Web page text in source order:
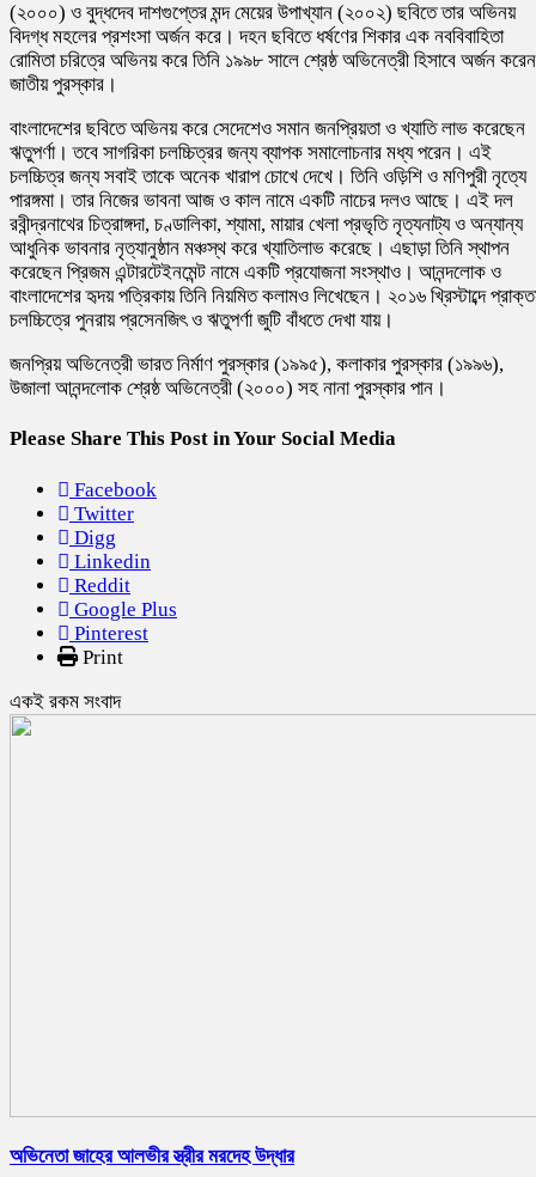
(২০০০) ও বুদ্ধদেব দাশগুপ্তের মন্দ মেয়ের উপাখ্যান (২০০২) ছবিতে তার অভিনয়
বিদগ্ধ মহলের প্রশংসা অর্জন করে। দহন ছবিতে ধর্ষণের শিকার এক নববিবাহিতা
রোমিতা চরিত্রে অভিনয় করে তিনি ১৯৯৮ সালে শ্রেষ্ঠ অভিনেত্রী হিসাবে অর্জন করেন
জাতীয় পুরস্কার।
বাংলাদেশের ছবিতে অভিনয় করে সেদেশেও সমান জনপ্রিয়তা ও খ্যাতি লাভ করেছেন
ঋতুপর্ণা। তবে সাগরিকা চলচ্চিত্রর জন্য ব্যাপক সমালোচনার মধ্য পরেন। এই
চলচ্চিত্র জন্য সবাই তাকে অনেক খারাপ চোখে দেখে। তিনি ওড়িশি ও মণিপুরী নৃত্যে
পারঙ্গমা। তার নিজের ভাবনা আজ ও কাল নামে একটি নাচের দলও আছে। এই দল
রবীন্দ্রনাথের চিত্রাঙ্গদা, চণ্ডালিকা, শ্যামা, মায়ার খেলা প্রভৃতি নৃত্যনাট্য ও অন্যান্য
আধুনিক ভাবনার নৃত্যানুষ্ঠান মঞ্চস্থ করে খ্যাতিলাভ করেছে। এছাড়া তিনি স্থাপন
করেছেন প্রিজম এন্টারটেইনমেন্ট নামে একটি প্রযোজনা সংস্থাও। আনন্দলোক ও
বাংলাদেশের হৃদয় পত্রিকায় তিনি নিয়মিত কলামও লিখেছেন। ২০১৬ খ্রিস্টাব্দে
চলচ্চিত্রে পুনরায় প্রসেনজিৎ ও ঋতুপর্ণা জুটি বাঁধতে দেখা যায়।
জনপ্রিয় অভিনেত্রী ভারত নির্মাণ পুরস্কার (১৯৯৫), কলাকার পুরস্কার (১৯৯৬),
উজালা আনন্দলোক শ্রেষ্ঠ অভিনেত্রী (২০০০) সহ নানা পুরস্কার পান।
Please Share This Post in Your Social Media
Facebook
Twitter
Digg
Linkedin
Reddit
Google Plus
Pinterest
Print
একই রকম সংবাদ
অভিনেতা জাহের আলভীর স্ত্রীর মরদেহ উদ্ধার